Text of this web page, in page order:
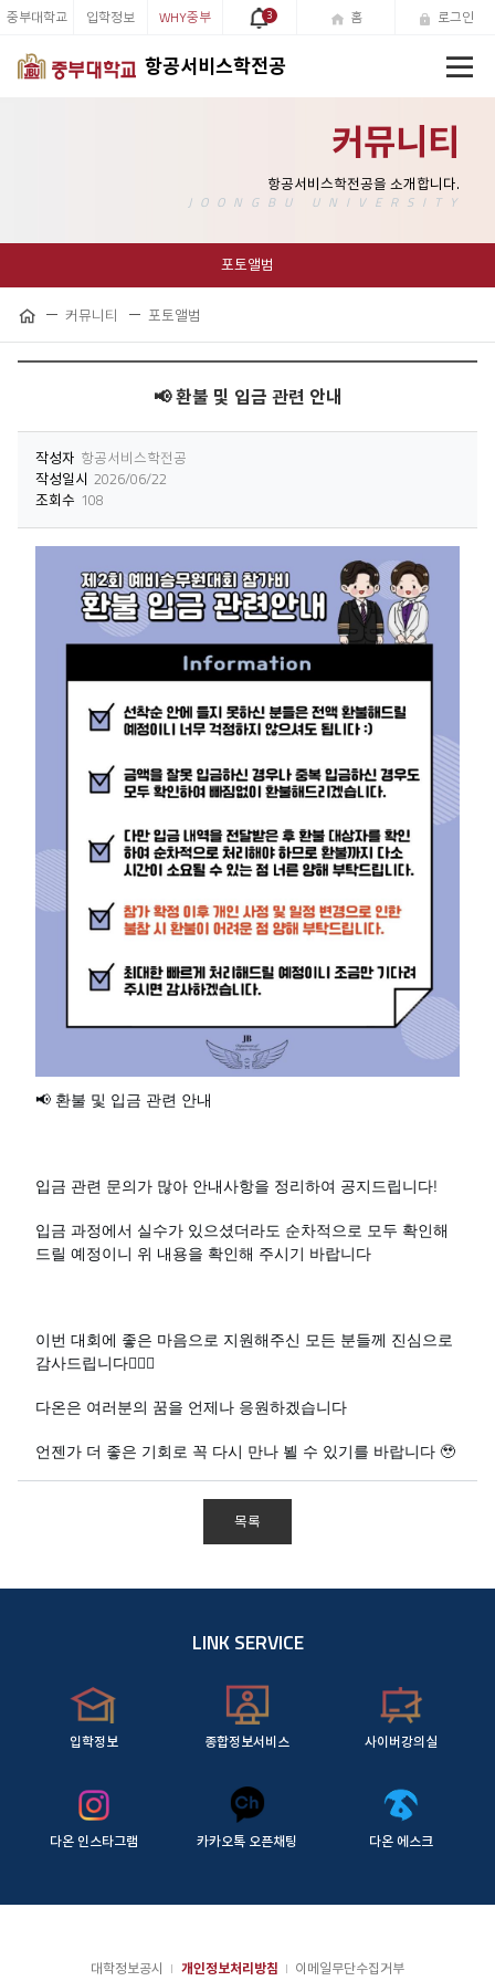
항공서비스학전공
중부대학교 입학정보 WHY중부 3 홈 로그인
커뮤니티
포토앨범
홈
커뮤니티 포토앨범
유
하
📢 환불 및 입금 관련 안내
작성자 항공서비스학전공
작성일시 2026/06/22
조회수 108
📢 환불 및 입금 관련 안내
입금 관련 문의가 많아 안내사항을 정리하여 공지드립니다!
입금 과정에서 실수가 있으셨더라도 순차적으로 모두 확인해
드릴 예정이니 위 내용을 확인해 주시기 바랍니다
이번 대회에 좋은 마음으로 지원해주신 모든 분들께 진심으로
감사드립니다🙇🏻‍♀️
다온은 여러분의 꿈을 언제나 응원하겠습니다
언젠가 더 좋은 기회로 꼭 다시 만나 뵐 수 있기를 바랍니다 🥹
목록
LINK SERVICE
입학정보 종합정보서비스 사이버강의실
다온 인스타그램 카카오톡 오픈채팅 다온 에스크
대학정보공시 개인정보처리방침
이메일무단수집거부